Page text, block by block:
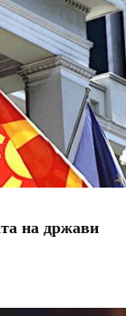
на држави